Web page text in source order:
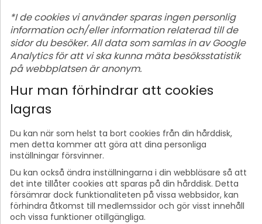
*I de cookies vi använder sparas ingen personlig
information och/eller information relaterad till de
sidor du besöker. All data som samlas in av Google
Analytics för att vi ska kunna mäta besöksstatistik
på webbplatsen är anonym.
Hur man förhindrar att cookies
lagras
Du kan när som helst ta bort cookies från din hårddisk,
men detta kommer att göra att dina personliga
inställningar försvinner.
Du kan också ändra inställningarna i din webbläsare så att
det inte tillåter cookies att sparas på din hårddisk. Detta
försämrar dock funktionaliteten på vissa webbsidor, kan
förhindra åtkomst till medlemssidor och gör visst innehåll
och vissa funktioner otillgängliga.